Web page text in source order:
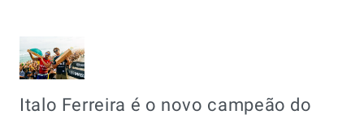
Italo Ferreira é o novo campeão do